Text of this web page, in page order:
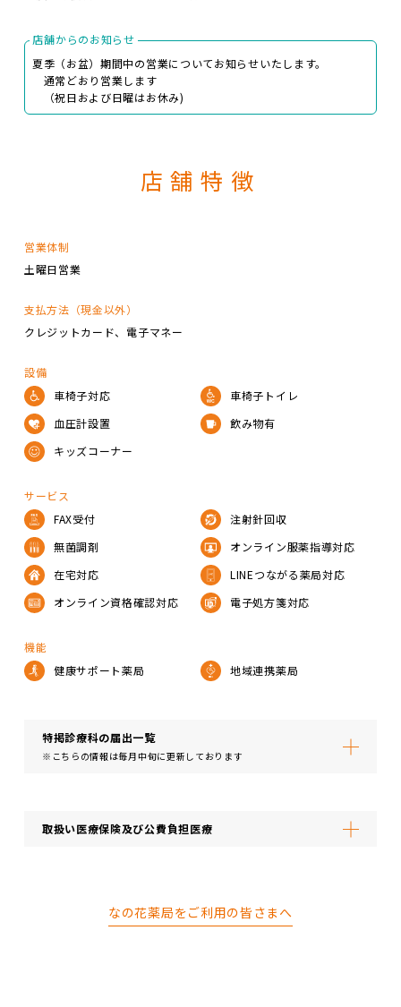
店舗からのお知らせ
夏季（お盆）期間中の営業についてお知らせいたします。
通常どおり営業します
（祝日および日曜はお休み)
店舗特徴
営業体制
土曜日営業
支払方法（現金以外）
クレジットカード
電子マネー
設備
車椅子対応
車椅子トイレ
血圧計設置
飲み物有
キッズコーナー
サービス
FAX受付
注射針回収
無菌調剤
オンライン服薬指導対応
在宅対応
LINEつながる薬局対応
オンライン資格確認対応
電子処方箋対応
機能
健康サポート薬局
地域連携薬局
特掲診療科の届出⼀覧
※こちらの情報は毎月中旬に更新しております
取扱い医療保険及び公費負担医療
なの花薬局をご利用の皆さまへ